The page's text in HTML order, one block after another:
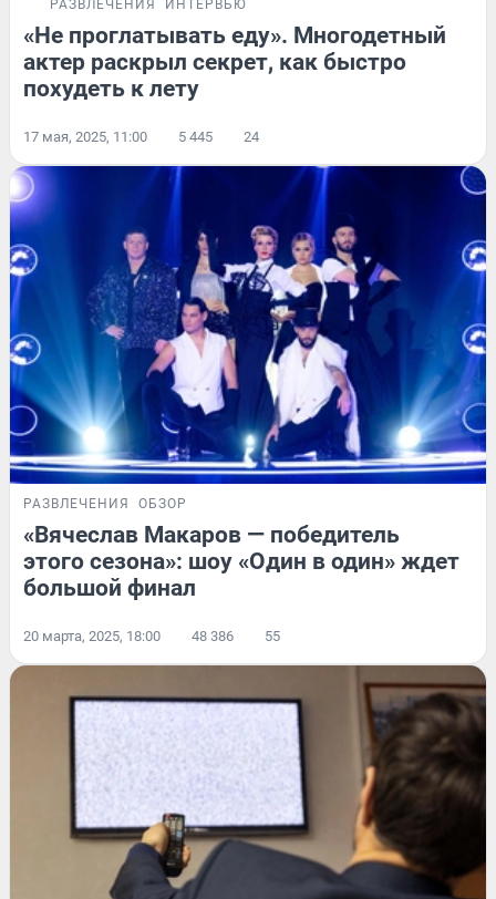
РАЗВЛЕЧЕНИЯ ИНТЕРВЬЮ
«Не проглатывать еду». Многодетный
актер раскрыл секрет, как быстро
похудеть к лету
17 мая, 2025, 11:00 5 445 24
РАЗВЛЕЧЕНИЯ ОБЗОР
«Вячеслав Макаров — победитель
этого сезона»: шоу «Один в один» ждет
большой финал
20 марта, 2025, 18:00 48 386 55